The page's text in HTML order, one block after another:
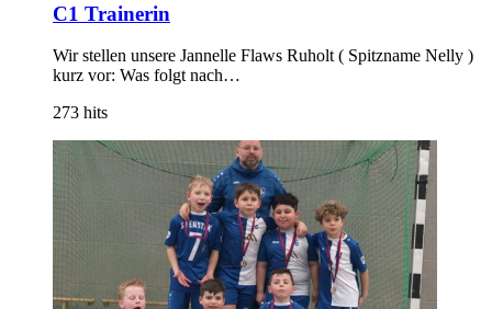
C1 Trainerin
Wir stellen unsere Jannelle Flaws Ruholt ( Spitzname Nelly )
kurz vor: Was folgt nach…
273 hits